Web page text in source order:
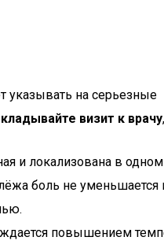
указывать на серьезные
визит к врачу
и локализована в
боль не уменьшается
повышением